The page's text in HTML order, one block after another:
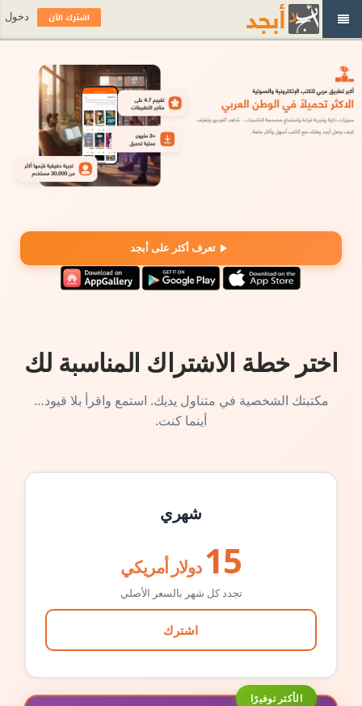
تعرف أكثر على أبجد
اختر خطة الاشتراك المناسبة لك
مكتبتك الشخصية في متناول يديك. استمع واقرأ بلا قيود…
أينما كنت.
شهري
15 دولار أمريكي
تجدد كل شهر بالسعر الأصلي
اشترك
الأكثر توفيرًا
اشترك الآن دخول